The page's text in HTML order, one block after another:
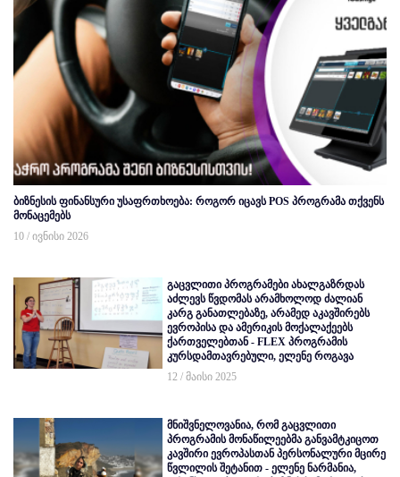
ბიზნესის ფინანსური უსაფრთხოება: როგორ იცავს POS პროგრამა თქვენს
მონაცემებს
10 / ივნისი 2026
გაცვლითი პროგრამები ახალგაზრდას
აძლევს წვდომას არამხოლოდ ძალიან
კარგ განათლებაზე, არამედ აკავშირებს
ევროპისა და ამერიკის მოქალაქეებს
ქართველებთან - FLEX პროგრამის
კურსდამთავრებული, ელენე როგავა
12 / მაისი 2025
მნიშვნელოვანია, რომ გაცვლითი
პროგრამის მონაწილეებმა განვამტკიცოთ
კავშირი ევროპასთან პერსონალური მცირე
წვლილის შეტანით - ელენე ნარმანია,